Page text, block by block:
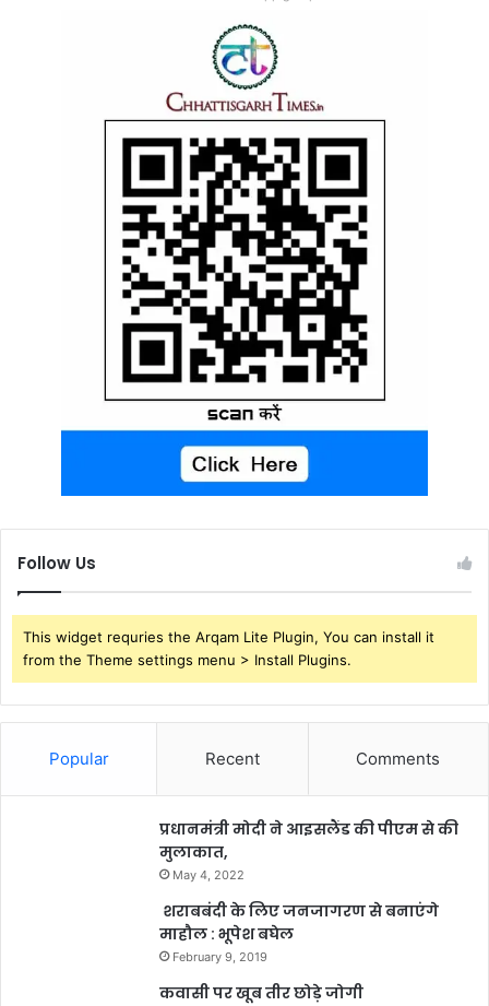
Follow Us
This widget requries the Arqam Lite Plugin, You can install it
from the Theme settings menu > Install Plugins.
Popular Recent Comments
प्रधानमंत्री मोदी ने आइसलैंड की पीएम से की
मुलाकात,
May 4, 2022
शराबबंदी के लिए जनजागरण से बनाएंगे
माहौल : भूपेश बघेल
February 9, 2019
कवासी पर खूब तीर छोड़े जोगी